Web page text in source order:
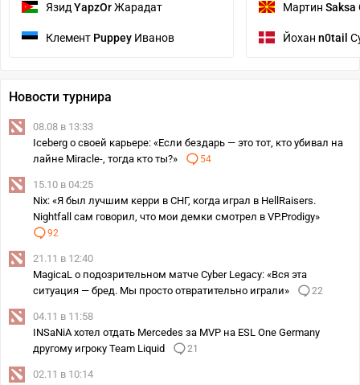
ЯзидYapzOrЖарадат
Клемент Puppey Иванов
Мартин Saksa
Йохан n0tail
Новости турнира
08.08 в 13:33
Iceberg о своей карьере: «Если бездарь — это тот, кто убивал на
лайне Miracle-, тогда кто ты?»
54
15.10 в 04:25
Nix: «Я был лучшим керри в СНГ, когда играл в HellRaisers.
Nightfall сам говорил, что мои демки смотрел в VP.Prodigy»
92
21.11 в 12:40
MagicaL о подозрительном матче Cyber Legacy: «Вся эта
ситуация — бред. Мы просто отвратительно играли»
22
04.11 в 11:58
INSaNiA хотел отдать Mercedes за MVP на ESL One Germany
другому игроку Team Liquid
21
02.11 в 10:14